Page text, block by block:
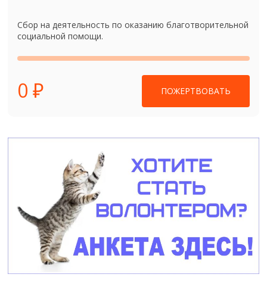
Сбор на деятельность по оказанию благотворительной
социальной помощи.
0 ₽ ПОЖЕРТВОВАТЬ